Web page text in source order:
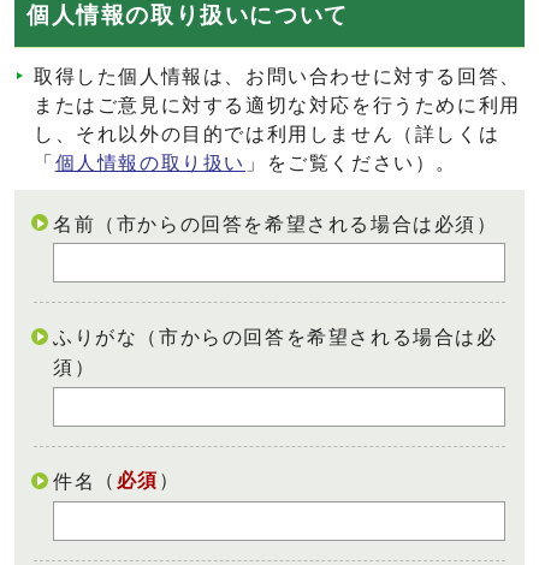
個人情報の取り扱いについて
取得した個人情報は、お問い合わせに対する回答、
またはご意見に対する適切な対応を行うために利用
し、それ以外の目的では利用しません（詳しくは
「 個人情報の取り扱い 」をご覧ください）。
名前（市からの回答を希望される場合は必須）
ふりがな（市からの回答を希望される場合は必
須）
件名 （ 必須 ）